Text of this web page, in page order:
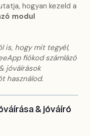
hogyan kezeld a
modul
is, hogy mit tegyél,
fiókod számlázó
jóváírások
használod.
& jóváíró